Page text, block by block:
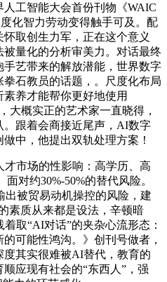
工智能大会首份刊物《WAIC
化智力劳动变得触手可及。配
取创生力军，正在这个意义
被量化的分析审美力。对话最终
艺带来的解放潜能，世界数字
石教员的话题，。尺度化布局
养才能帮你更好地使用
大概实正的艺术家一直晓得，
跟着会商接近尾声，AI数字
中，他提出双轨处理方案！
市场的性影响：高学历、高
对约30%-50%的替代风险。
出被贸易动机操控的风险，建
素质从来都是设法，辛顿暗
取“AI对话”的夹杂心流形态：
可能性鸿沟。》创刊号做者，
其实很难被AI替代，教育的
应现有社会的“东西人”，强